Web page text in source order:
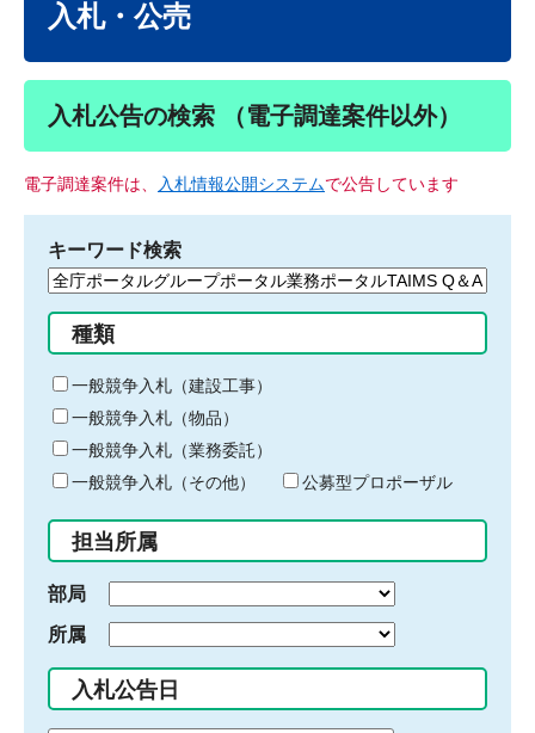
入札・公売
入札公告の検索 （電子調達案件以外）
電子調達案件は、 入札情報公開システムで公告しています
キーワード検索
検
る
キ
ー
ワ
ー
ド
入
力
種類
一般競争入札（建設工事）
一般競争入札（物品）
一般競争入札（業務委託）
一般競争入札（その他）
公募型プロポーザル
担当所属
部局
所属
入札公告日